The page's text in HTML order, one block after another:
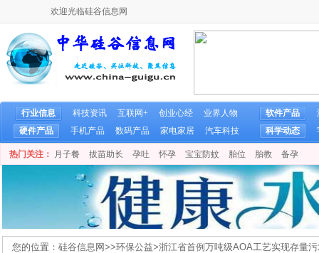
欢迎光临硅谷信息网
行业信息 科技资讯 互联网+ 创业心经
业界人物
硬件产品
手机产品 数码产品 家电家居 汽车科技
软件产品
科学动态
热门关注： 月子餐 拔苗助长 孕吐 怀孕 宝宝防蚊 胎位 胎教 备孕
您的位置： 硅谷信息网>>环保公益>浙江省首例万吨级AOA工艺实现存量